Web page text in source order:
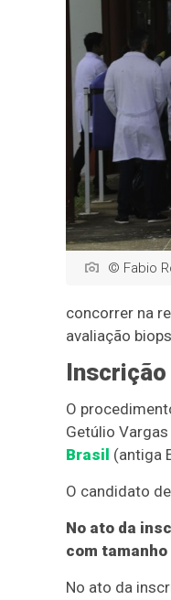
© Fabio
concorrer na
avaliação
Inscrição
O
Getúlio
Brasil (antiga
O candidato
No ato da
com
No ato da